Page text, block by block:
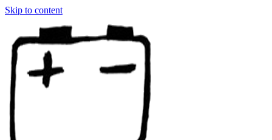
Skip to content